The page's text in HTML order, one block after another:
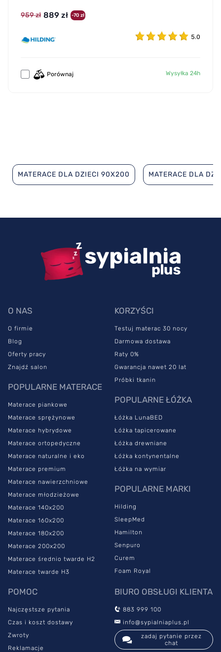
959 zł 889 zł -70 zł
5.0
Porównaj Wysyłka 24h
MATERACE DLA DZIECI 90X200 MATERACE DLA
O NAS
O firmie
Blog
Oferty pracy
Znajdź salon
POPULARNE MATERACE
Materace piankowe
Materace sprężynowe
Materace hybrydowe
Materace ortopedyczne
Materace naturalne i eko
Materace premium
Materace nawierzchniowe
Materace młodzieżowe
Materace 140x200
Materace 160x200
Materace 180x200
Materace 200x200
Materace średnio twarde H2
Materace twarde H3
KORZYŚCI
Testuj materac 30 nocy
Darmowa dostawa
Raty 0%
Gwarancja nawet 20 lat
Próbki tkanin
POPULARNE ŁÓŻKA
Łóżka LunaBED
Łóżka tapicerowane
Łóżka drewniane
Łóżka kontynentalne
Łóżka na wymiar
POPULARNE MARKI
Hilding
SleepMed
Hamilton
Senpuro
Curem
Foam Royal
POMOC
Najczęstsze pytania
Czas i koszt dostawy
Zwroty
Reklamacje
BIURO OBSŁUGI KLIENTA
883 999 100
info@sypialniaplus.pl
zadaj pytanie przez
chat